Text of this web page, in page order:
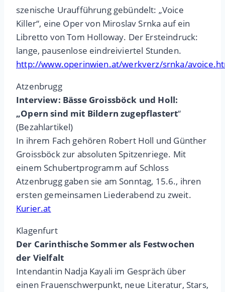
szenische Uraufführung gebündelt: „Voice
Killer“, eine Oper von Miroslav Srnka auf ein
Libretto von Tom Holloway. Der Ersteindruck:
lange, pausenlose eindreiviertel Stunden.
http://www.operinwien.at/werkverz/srnka/
Atzenbrugg
Interview: Bässe Groissböck und Holl:
„Opern sind mit Bildern zugepflastert“
(Bezahlartikel)
In ihrem Fach gehören Robert Holl und Günther
Groissböck zur absoluten Spitzenriege. Mit
einem Schubertprogramm auf Schloss
Atzenbrugg gaben sie am Sonntag, 15.6., ihren
ersten gemeinsamen Liederabend zu zweit.
Kurier.at
Klagenfurt
Der Carinthische Sommer als Festwochen
der Vielfalt
Intendantin Nadja Kayali im Gespräch über
einen Frauenschwerpunkt, neue Literatur, Stars,